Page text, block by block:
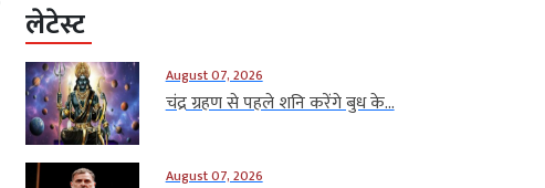
लेटेस्ट
August 07, 2026
चंद्र ग्रहण से पहले शनि करेंगे बुध के...
August 07, 2026